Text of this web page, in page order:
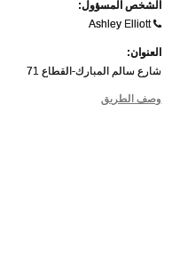
الشخص المسؤول:
Ashley Elliott
العنوان:
شارع سالم المبارك-القطاع 71
وصف الطريق